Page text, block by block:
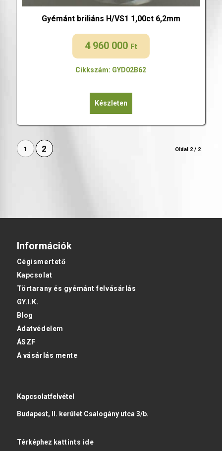
Gyémánt briliáns H/VS1 1,00ct 6,2mm
4 960 000 Ft
Cikkszám: GYD02B62
Készleten
Oldal 2 / 2
1 2
Információk
Cégismertető
Kapcsolat
Törtarany és gyémánt felvásárlás
GY.I.K.
Blog
Adatvédelem
ÁSZF
A vásárlás mente
Kapcsolatfelvétel
Budapest, II. kerület Csalogány utca 3/b.
Térképhez kattints ide